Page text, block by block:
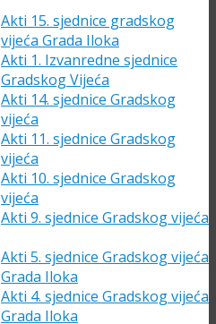
Akti 15. sjednice gradskog
vijeća Grada Iloka
Akti 1. Izvanredne sjednice
Gradskog Vijeća
Akti 14. sjednice Gradskog
vijeća
Akti 11. sjednice Gradskog
vijeća
Akti 10. sjednice Gradskog
vijeća
Akti 9. sjednice Gradskog vijeća
Akti 5. sjednice Gradskog vijeća
Grada Iloka
Akti 4. sjednice Gradskog vijeća
Grada Iloka